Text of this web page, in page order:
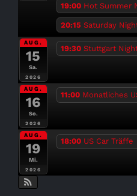
19:00 Hot Summer
20:15 Saturday
AUG.
15
Sa.
2026
19:30 Stuttgart
AUG.
16
So.
2026
11:00 Monatliches
AUG.
19
Mi.
2026
18:00 US Car Träffe